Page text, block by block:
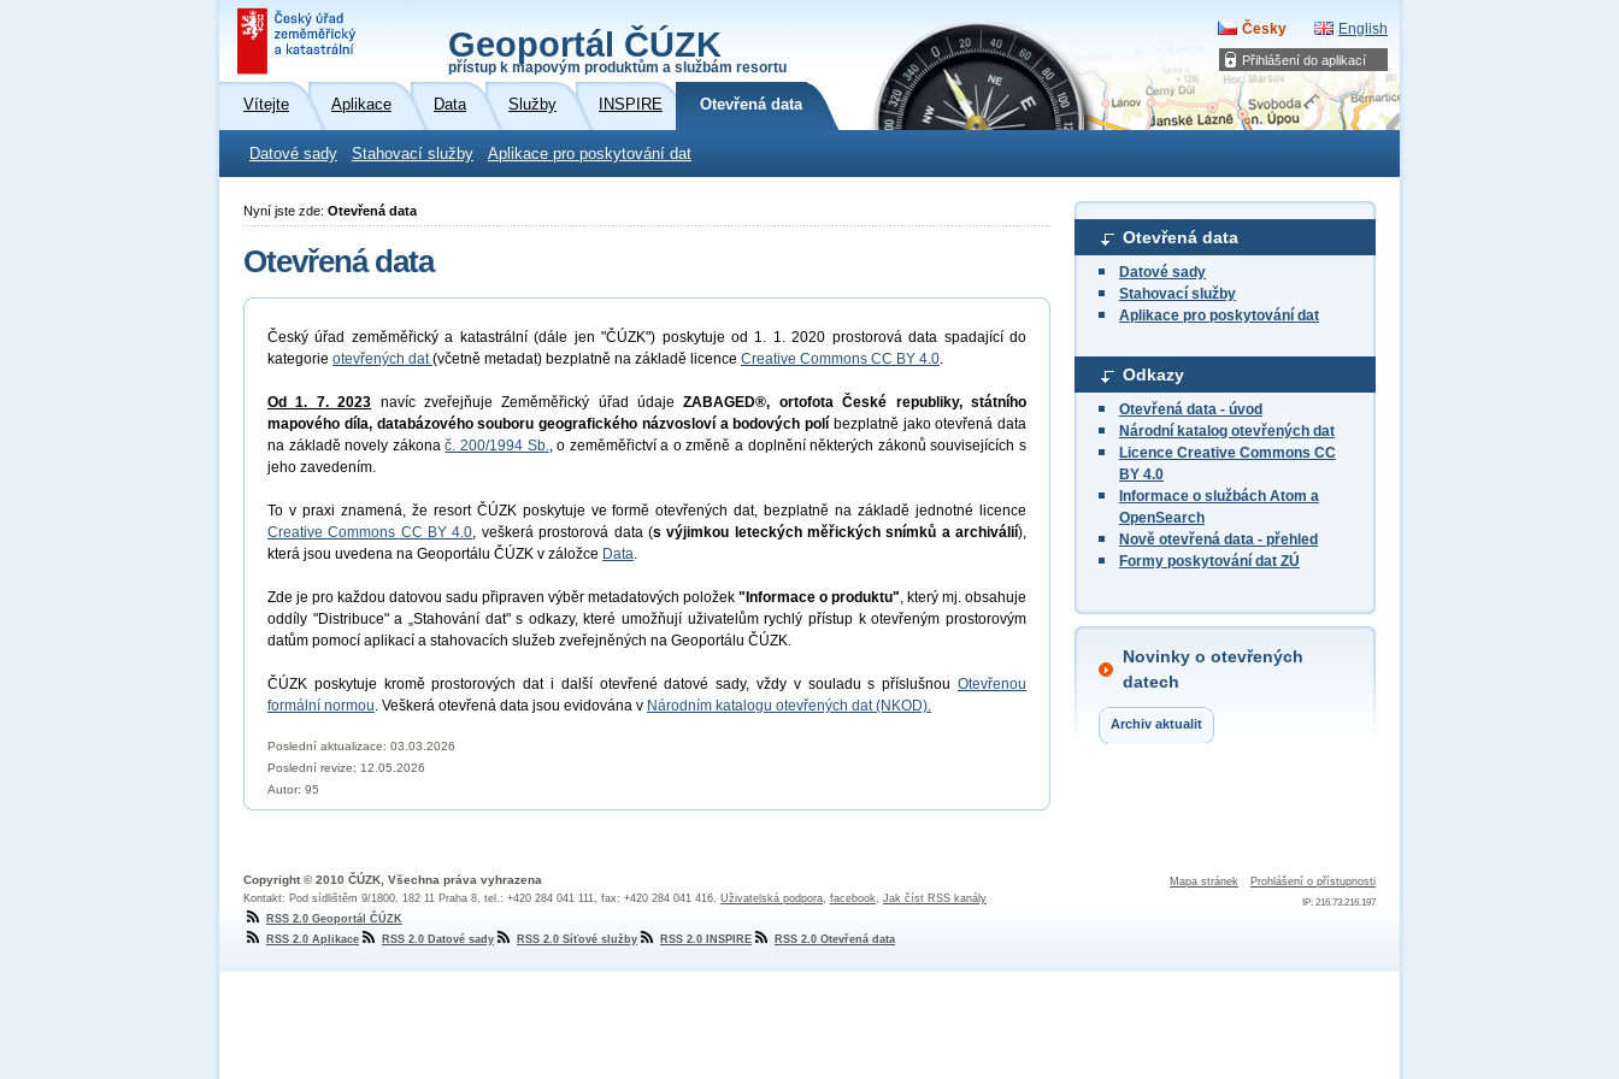
Přihlášení do aplikací
Geoportál ČÚZK
přístup k mapovým produktům a službám resortu
Česky English
Vítejte Aplikace Data Služby INSPIRE Otevřená data
Datové sady Stahovací služby Aplikace pro poskytování dat
Otevřená data
Datové sady
Stahovací služby
Aplikace pro poskytování dat
Odkazy
Otevřená data - úvod
Národní katalog otevřených dat
Licence Creative Commons CC
BY 4.0
Informace o službách Atom a
OpenSearch
Nově otevřená data - přehled
Formy poskytování dat ZÚ
Novinky o otevřených
datech
Archiv aktualit
Nyní jste zde: Otevřená data
Otevřená data
Český úřad zeměměřický a katastrální (dále jen "ČÚZK") poskytuje od 1. 1. 2020 prostorová data spadající do
kategorie otevřených dat(včetně metadat) bezplatně na základě licence Creative Commons CC BY 4.0.
Od 1. 7. 2023 navíc zveřejňuje Zeměměřický úřad údajeZABAGED®, ortofota České republiky, státního
mapového díla, databázového souboru geografického názvosloví a bodových polí bezplatně jako otevřená data
na základě novely zákonač. 200/1994 Sb., o zeměměřictví a o změně a doplnění některých zákonů souvisejících s
jeho zavedením.
To v praxi znamená, že resort ČÚZK poskytuje ve formě otevřených dat, bezplatně na základě jednotné licence
Creative Commons CC BY 4.0, veškerá prostorová data (s výjimkou leteckých měřických snímků a archiválií),
která jsou uvedena na Geoportálu ČÚZK v záložce Data.
Zde je pro každou datovou sadu připraven výběr metadatových položek "Informace o produktu", který mj. obsahuje
oddíly "Distribuce" a „Stahování dat" s odkazy, které umožňují uživatelům rychlý přístup k otevřeným prostorovým
datům pomocí aplikací a stahovacích služeb zveřejněných na Geoportálu ČÚZK.
ČÚZK poskytuje kromě prostorových dat i další otevřené datové sady, vždy v souladu s příslušnou Otevřenou
formální normou. Veškerá otevřená data jsou evidována v Národním katalogu otevřených dat (NKOD).
Poslední aktualizace: 03.03.2026
Poslední revize: 12.05.2026
Autor: 95
Mapa stránek Prohlášení o přístupnosti
IP: 216.73.216.197
Copyright © 2010 ČÚZK, Všechna práva vyhrazena
Kontakt: Pod sídlištěm 9/1800, 182 11 Praha 8, tel.: +420 284 041 111, fax: +420 284 041 416, Uživatelská podpora, facebook, Jak číst RSS kanály
RSS 2.0 Geoportál ČÚZK
RSS 2.0 Aplikace
RSS 2.0 Datové sady RSS 2.0 Síťové služby RSS 2.0 INSPIRE RSS 2.0 Otevřená data